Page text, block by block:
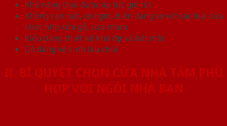
Khả năng chịu được áp lực gió tốt
Không rạn nứt, co ngót, biến dạng so với các loại cửa
khác như cửa gỗ, cửa nhựa
Kiểu dáng thiết kế khá đẹp và bắt mắt
Dễ dàng vệ sinh lau chùi
II. BÍ QUYẾT CHỌN CỬA NHÀ TẮM PHÙ
HỢP VỚI NGÔI NHÀ BẠN